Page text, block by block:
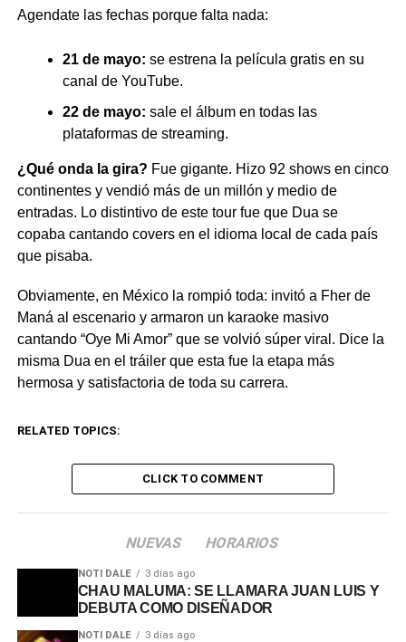
Agendate las fechas porque falta nada:
21 de mayo: se estrena la película gratis en su
canal de YouTube.
22 de mayo: sale el álbum en todas las
plataformas de streaming.
¿Qué onda la gira? Fue gigante. Hizo 92 shows en cinco
continentes y vendió más de un millón y medio de
entradas. Lo distintivo de este tour fue que Dua se
copaba cantando covers en el idioma local de cada país
que pisaba.
Obviamente, en México la rompió toda: invitó a Fher de
Maná al escenario y armaron un karaoke masivo
cantando “Oye Mi Amor” que se volvió súper viral. Dice la
misma Dua en el tráiler que esta fue la etapa más
hermosa y satisfactoria de toda su carrera.
RELATED TOPICS:
CLICK TO COMMENT
NUEVAS HORARIOS
NOTI DALE 3 días ago
CHAU MALUMA: SE LLAMARA JUAN LUIS Y
DEBUTA COMO DISEÑADOR
NOTI DALE 3 días ago